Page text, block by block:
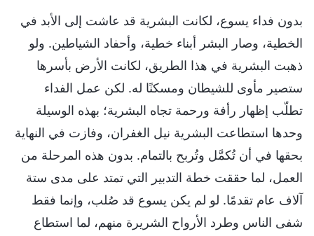
بدون فداء يسوع، لكانت البشرية قد عاشت إلى الأبد في
الخطية، وصار البشر أبناء خطية، وأحفاد الشياطين. ولو
ذهبت البشرية في هذا الطريق، لكانت الأرض بأسرها
ستصير مأوى للشيطان ومسكنًا له. لكن عمل الفداء
تطلّب إظهار رأفة ورحمة تجاه البشرية؛ بهذه الوسيلة
وحدها استطاعت البشرية نيل الغفران، وفازت في النهاية
بحقها في أن تُكمَّل وتُربح بالتمام. بدون هذه المرحلة من
العمل، لما حققت خطة التدبير التي تمتد على مدى ستة
آلاف عام تقدمًا. لو لم يكن يسوع قد صُلب، وإنما فقط
شفى الناس وطرد الأرواح الشريرة منهم، لما استطاع